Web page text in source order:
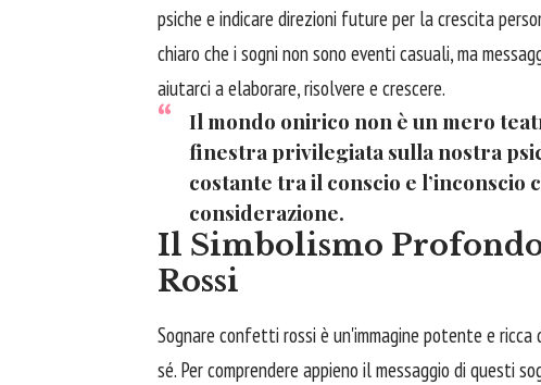
psiche e indicare direzioni future per la crescita
chiaro che i sogni non sono eventi casuali, ma
aiutarci a elaborare, risolvere e crescere.
Il mondo onirico non è un mero
finestra privilegiata sulla nostra
costante tra il conscio e
considerazione.
Il Simbolismo
Rossi
Sognare confetti rossi è un'immagine potente e
sé. Per comprendere appieno il messaggio di questi